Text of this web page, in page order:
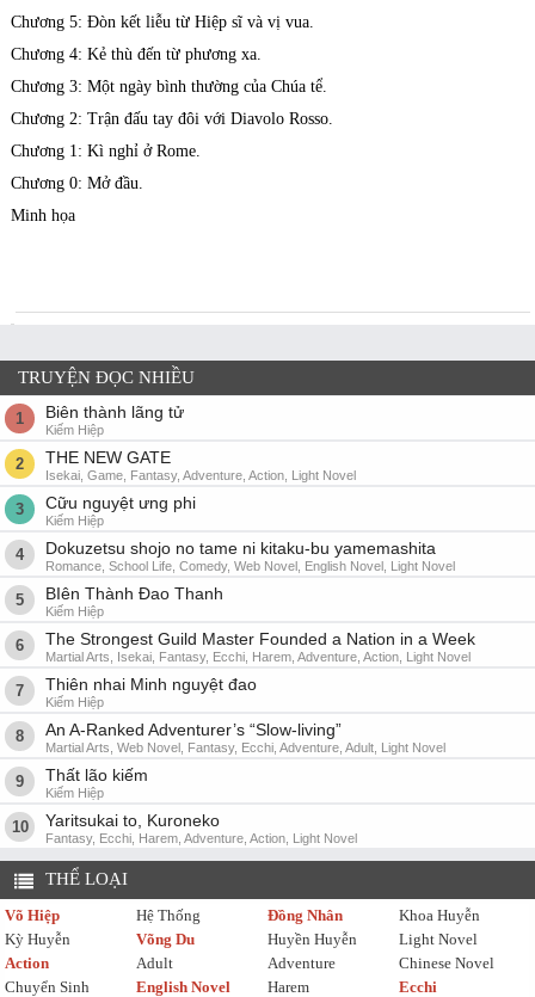
Chương 5: Đòn kết liễu từ Hiệp sĩ và vị vua.
Chương 4: Kẻ thù đến từ phương xa.
Chương 3: Một ngày bình thường của Chúa tể.
Chương 2: Trận đấu tay đôi với Diavolo Rosso.
Chương 1: Kì nghỉ ở Rome.
Chương 0: Mở đầu.
Minh họa
TRUYỆN ĐỌC NHIỀU
1 Biên thành lãng tử
Kiếm Hiệp
2 THE NEW GATE
Isekai, Game, Fantasy, Adventure, Action, Light Novel
3 Cữu nguyệt ưng phi
Kiếm Hiệp
4 Dokuzetsu shojo no tame ni kitaku-bu yamemashita
Romance, School Life, Comedy, Web Novel, English Novel, Light Novel
5 BIên Thành Đao Thanh
Kiếm Hiệp
6 The Strongest Guild Master Founded a Nation in a Week
Martial Arts, Isekai, Fantasy, Ecchi, Harem, Adventure, Action, Light Novel
7 Thiên nhai Minh nguyệt đao
Kiếm Hiệp
8 An A-Ranked Adventurer’s “Slow-living”
Martial Arts, Web Novel, Fantasy, Ecchi, Adventure, Adult, Light Novel
9 Thất lão kiếm
Kiếm Hiệp
10 Yaritsukai to, Kuroneko
Fantasy, Ecchi, Harem, Adventure, Action, Light Novel
THỂ LOẠI
Võ Hiệp Hệ Thống Đồng Nhân
Khoa Huyễn
Kỳ Huyễn
Võng Du Huyền Huyễn
Light Novel
Action
Adult Adventure
Chinese Novel
Chuyển Sinh
English Novel Harem Ecchi